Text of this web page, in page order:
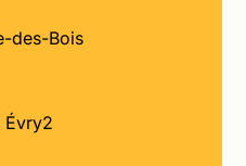
des-Bois
Évry2